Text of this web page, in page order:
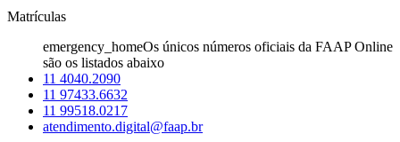
Matrículas
emergency_homeOs únicos números oficiais da FAAP Online
são os listados abaixo
11 4040.2090
11 97433.6632
11 99518.0217
atendimento.digital@faap.br